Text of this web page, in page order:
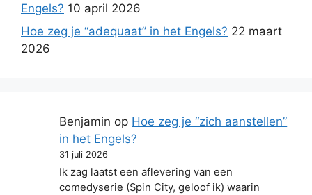
Engels? 10 april 2026
Hoe zeg je “adequaat” in het Engels? 22 maart
2026
Benjamin op Hoe zeg je “zich aanstellen”
in het Engels?
31 juli 2026
Ik zag laatst een aflevering van een
comedyserie (Spin City, geloof ik) waarin